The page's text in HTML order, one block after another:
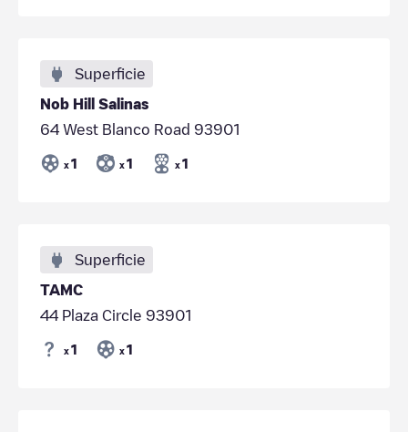
Superficie
Nob Hill Salinas
64 West Blanco Road 93901
x 1 x 1 x 1
Superficie
TAMC
44 Plaza Circle 93901
x 1 x 1